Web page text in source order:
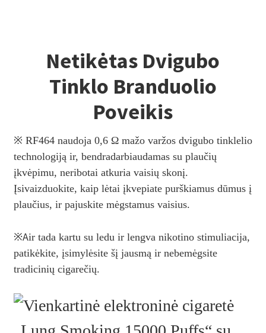
Netikėtas Dvigubo
Tinklo Branduolio
Poveikis
※ RF464 naudoja 0,6 Ω mažo varžos dvigubo tinklelio
technologiją ir, bendradarbiaudamas su plaučių
įkvėpimu, neribotai atkuria vaisių skonį.
Įsivaizduokite, kaip lėtai įkvepiate purškiamus dūmus į
plaučius, ir pajuskite mėgstamus vaisius.
※Air tada kartu su ledu ir lengva nikotino stimuliacija,
patikėkite, įsimylėsite šį jausmą ir nebemėgsite
tradicinių cigarečių.